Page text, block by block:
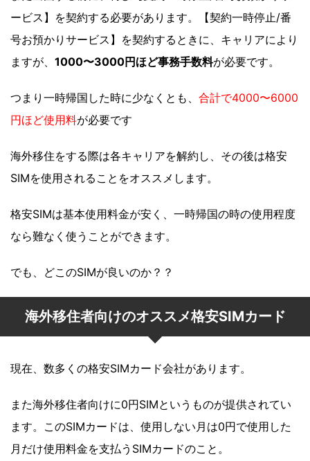
ービス】を契約する必要があります。【契約一時停止/番
号お預かりサービス】を契約するときに、キャリアにより
ますが、 1000〜3000円ほど事務手数料が必要です。
つまり一時帰国した時に少なくとも、 合計で4000〜6000
円ほど使用料が必要です
海外移住をする際は各キャリアを解約し、その後は格安
SIMを使用されることをオススメします。
格安SIMは基本使用料金が安く、一時帰国の時の使用程度
なら難なく使うことができます。
でも、どこのSIMが良いのか？？
海外移住者向けのオススメ格安SIMカード
現在、数多くの格安SIMカード会社があります。
また海外移住者向けに0円SIMというものが提供されてい
ます。このSIMカードは、使用しない月は0円で使用した
月だけ使用料金を支払うSIMカードのこと。